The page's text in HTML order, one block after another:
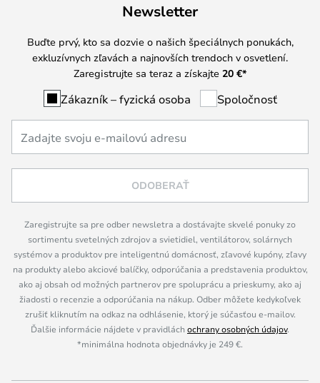
Newsletter
Buďte prvý, kto sa dozvie o našich špeciálnych ponukách,
exkluzívnych zľavách a najnovších trendoch v osvetlení.
Zaregistrujte sa teraz a získajte 20 €*
Zákazník – fyzická osoba Spoločnosť
ODOBERAŤ
Zaregistrujte sa pre odber newsletra a dostávajte skvelé ponuky zo
sortimentu svetelných zdrojov a svietidiel, ventilátorov, solárnych
systémov a produktov pre inteligentnú domácnosť, zľavové kupóny, zľavy
na produkty alebo akciové balíčky, odporúčania a predstavenia produktov,
ako aj obsah od možných partnerov pre spoluprácu a prieskumy, ako aj
žiadosti o recenzie a odporúčania na nákup. Odber môžete kedykoľvek
zrušiť kliknutím na odkaz na odhlásenie, ktorý je súčasťou e-mailov.
Ďalšie informácie nájdete v pravidláchochrany osobných údajov.
*minimálna hodnota objednávky je 249 €.